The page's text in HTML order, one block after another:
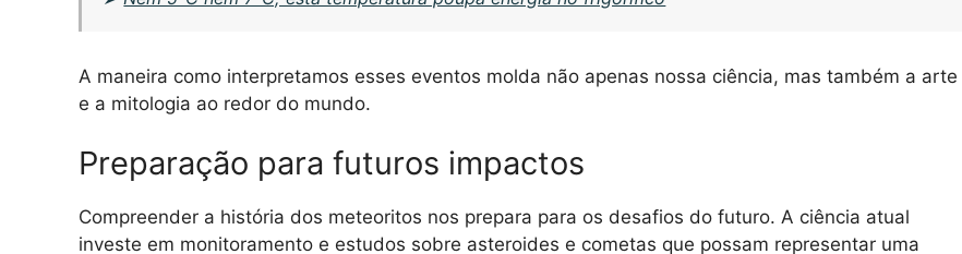
A maneira como interpretamos esses eventos molda não apenas nossa ciência, mas também a arte
e a mitologia ao redor do mundo.
Preparação para futuros impactos
Compreender a história dos meteoritos nos prepara para os desafios do futuro. A ciência atual
investe em monitoramento e estudos sobre asteroides e cometas que possam representar uma